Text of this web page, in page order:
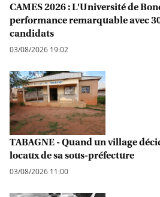
CAMES 2026 : L'Université de
performance remarquable avec
candidats
03/08/2026 19:02
TABAGNE - Quand un village
locaux de sa sous-préfecture
03/08/2026 11:00